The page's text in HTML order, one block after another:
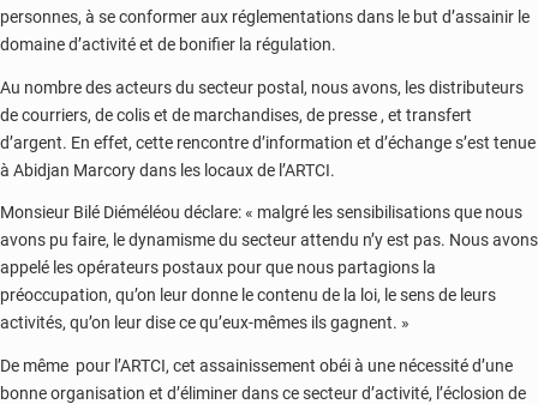
personnes, à se conformer aux réglementations dans le but d’assainir le
domaine d’activité et de bonifier la régulation.
Au nombre des acteurs du secteur postal, nous avons, les distributeurs
de courriers, de colis et de marchandises, de presse , et transfert
d’argent. En effet, cette rencontre d’information et d’échange s’est tenue
à Abidjan Marcory dans les locaux de l’ARTCI.
Monsieur Bilé Diéméléou déclare: « malgré les sensibilisations que nous
avons pu faire, le dynamisme du secteur attendu n’y est pas. Nous avons
appelé les opérateurs postaux pour que nous partagions la
préoccupation, qu’on leur donne le contenu de la loi, le sens de leurs
activités, qu’on leur dise ce qu’eux-mêmes ils gagnent. »
De même pour l’ARTCI, cet assainissement obéi à une nécessité d’une
bonne organisation et d’éliminer dans ce secteur d’activité, l’éclosion de